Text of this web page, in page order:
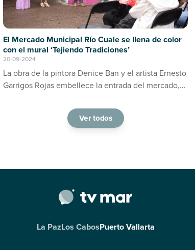
El Mercado Municipal Río Cuale se llena de color
con el mural ‘Tejiendo Tradiciones’
20-09-2024
La obra de la pintora Denice Ban y el artista Ernesto
Garrigos Rojas embellece la entrada del mercado,
Ver todos
La PazLos CabosPuerto Vallarta